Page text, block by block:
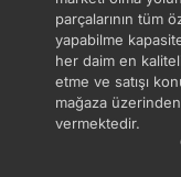
parçalarının tüm
yapabilme
her daim en
etme ve satışı
mağaza
vermektedir.